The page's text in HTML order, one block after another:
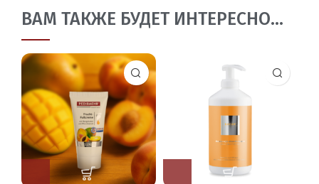
ВАМ ТАКЖЕ БУДЕТ ИНТЕРЕСНО…